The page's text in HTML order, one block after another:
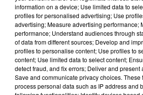
Organisateur https://
Tarif Payant
information on a device; Use limited data to
profiles for personalised advertising; Use
advertising; Measure advertising performance;
performance; Understand audiences through
of data from different sources; Develop and
profiles to personalise content; Use profiles to
content; Use limited data to select content;
detect fraud, and fix errors; Deliver and
Save and communicate privacy choices.
process personal data such as IP address and